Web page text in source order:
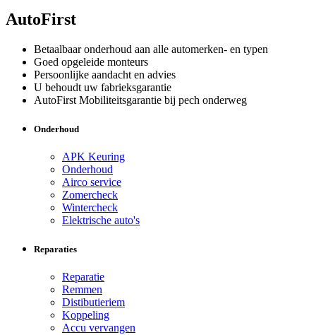
AutoFirst
Betaalbaar onderhoud aan alle automerken- en typen
Goed opgeleide monteurs
Persoonlijke aandacht en advies
U behoudt uw fabrieksgarantie
AutoFirst Mobiliteitsgarantie bij pech onderweg
Onderhoud
APK Keuring
Onderhoud
Airco service
Zomercheck
Wintercheck
Elektrische auto's
Reparaties
Reparatie
Remmen
Distibutieriem
Koppeling
Accu vervangen